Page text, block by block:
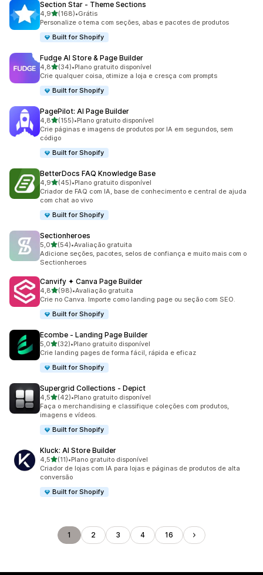
Section Star ‑ Theme Sections
4,9de 5 estrelas
(168)
168 avaliações ao todo
•Grátis
Personalize o tema com seções, abas e pacotes de produtos
Built for Shopify
Fudge AI Store & Page Builder
4,8de 5 estrelas
(34)
34 avaliações ao todo
•Plano gratuito disponível
Crie qualquer coisa, otimize a loja e cresça com prompts
Built for Shopify
PagePilot: AI Page Builder
4,8de 5 estrelas
(155)
155 avaliações ao todo
•Plano gratuito disponível
Crie páginas e imagens de produtos por IA em segundos, sem
código
Built for Shopify
BetterDocs FAQ Knowledge Base
4,9de 5 estrelas
(45)
45 avaliações ao todo
•Plano gratuito disponível
Criador de FAQ com IA, base de conhecimento e central de ajuda
com chat ao vivo
Built for Shopify
Sectionheroes
5,0de 5 estrelas
(54)
54 avaliações ao todo
•Avaliação gratuita
Adicione seções, pacotes, selos de confiança e muito mais com o
Sectionheroes
Canvify ✦ Canva Page Builder
4,8de 5 estrelas
(98)
98 avaliações ao todo
•Avaliação gratuita
Crie no Canva. Importe como landing page ou seção com SEO.
Built for Shopify
Ecombe ‑ Landing Page Builder
5,0de 5 estrelas
(32)
32 avaliações ao todo
•Plano gratuito disponível
Crie landing pages de forma fácil, rápida e eficaz
Built for Shopify
Supergrid Collections ‑ Depict
4,5de 5 estrelas
(42)
42 avaliações ao todo
•Plano gratuito disponível
Faça o merchandising e classifique coleções com produtos,
imagens e vídeos.
Built for Shopify
Kluck: AI Store Builder
4,5de 5 estrelas
(11)
11 avaliações ao todo
•Plano gratuito disponível
Criador de lojas com IA para lojas e páginas de produtos de alta
conversão
Built for Shopify
1 2 3 4 16